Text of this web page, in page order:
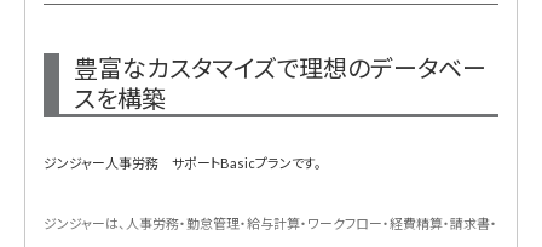
豊富なカスタマイズで理想のデータベー
スを構築
ジンジャー人事労務 サポートBasicプランです。
ジンジャーは、人事労務・勤怠管理・給与計算・ワークフロー・経費精算・請求書・